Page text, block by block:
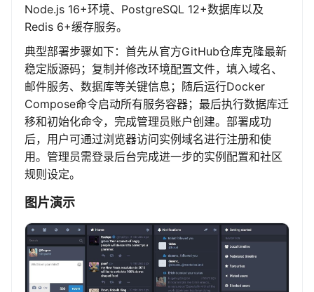
Node.js 16+环境、PostgreSQL 12+数据库以及
Redis 6+缓存服务。
典型部署步骤如下：首先从官方GitHub仓库克隆最新
稳定版源码；复制并修改环境配置文件，填入域名、
邮件服务、数据库等关键信息；随后运行Docker
Compose命令启动所有服务容器；最后执行数据库迁
移和初始化命令，完成管理员账户创建。部署成功
后，用户可通过浏览器访问实例域名进行注册和使
用。管理员需登录后台完成进一步的实例配置和社区
规则设定。
图片演示